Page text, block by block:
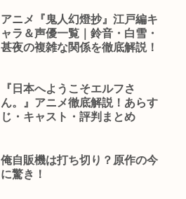
アニメ『鬼人幻燈抄』江戸編キ
ャラ＆声優一覧｜鈴音・白雪・
甚夜の複雑な関係を徹底解説！
『日本へようこそエルフさ
ん。』アニメ徹底解説！あらす
じ・キャスト・評判まとめ
俺自販機は打ち切り？原作の今
に驚き！